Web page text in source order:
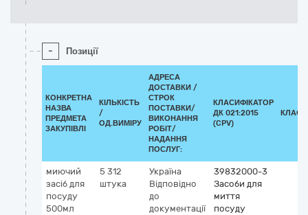
- Позиції
КОНКРЕТНА
НАЗВА
ПРЕДМЕТА
ЗАКУПІВЛІ
КІЛЬКІСТЬ
/
ОД.ВИМІРУ
АДРЕСА
ДОСТАВКИ /
СТРОК
ПОСТАВКИ/
ВИКОНАННЯ
РОБІТ/
НАДАННЯ
ПОСЛУГ:
КЛАСИФІКАТОР
ДК 021:2015
(CPV)
миючий
засіб для
посуду
500мл
5 312
штука
Україна
Відповідно
до
документації
39832000-3
Засоби для
миття
посуду